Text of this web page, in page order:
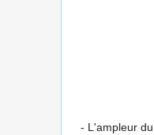
- L'ampleur